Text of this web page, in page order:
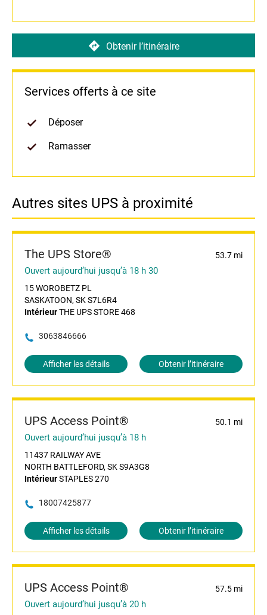
Obtenir l’itinéraire
Services offerts à ce site
Déposer
Ramasser
Autres sites UPS à proximité
The UPS Store® 53.7 mi
Ouvert aujourd’hui jusqu’à 18 h 30
15 WOROBETZ PL
SASKATOON, SK S7L6R4
IntérieurTHE UPS STORE 468
3063846666
Afficher les détails Obtenir l’itinéraire
UPS Access Point® 50.1 mi
Ouvert aujourd’hui jusqu’à 18 h
11437 RAILWAY AVE
NORTH BATTLEFORD, SK S9A3G8
IntérieurSTAPLES 270
18007425877
Afficher les détails Obtenir l’itinéraire
UPS Access Point® 57.5 mi
Ouvert aujourd’hui jusqu’à 20 h